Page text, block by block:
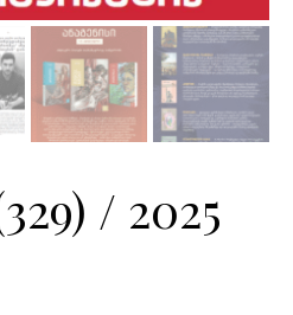
/ 2025